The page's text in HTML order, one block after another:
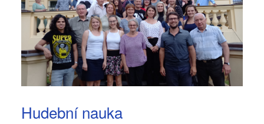
Hudební nauka